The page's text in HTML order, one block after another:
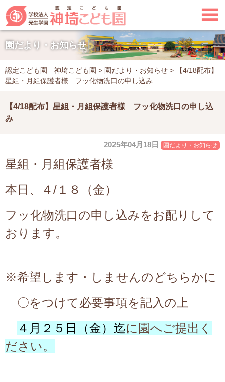

園だより・お知らせ
認定こども園 神埼こども園 > 園だより・お知らせ >
【4/18配布】
星組・月組保護者様 フッ化物洗口の申し込み
【4/18配布】星組・月組保護者様 フッ化物洗口の申し込
み
2025年04月18日 園だより・お知らせ
星組・月組保護者様
本日、４/１８（金）
フッ化物洗口の申し込みをお配りして
おります。
※希望します・しませんのどちらかに
〇をつけて必要事項を記入の上
４月２５日（金）迄に園へご提出く
ださい。